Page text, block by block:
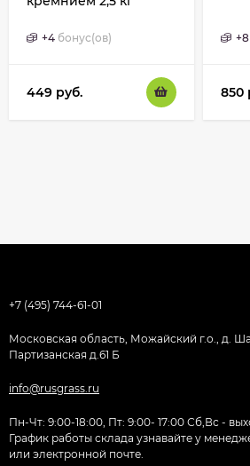
+4 бонус(ов)
449 руб.
+8
850
+7 (495) 744-61-01
Московская область, Можайский г.о., д.
Партизанская д.61 Б
info@rusgrass.ru
Пн-Чт: 9:00-18:00, Пт: 9:00- 17:00 Сб,Вс - выходные дни
График работы склада узнавайте у
или электронной почте.